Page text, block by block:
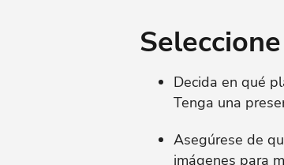
Decida en qué
Tenga una
Asegúrese de
imágenes para